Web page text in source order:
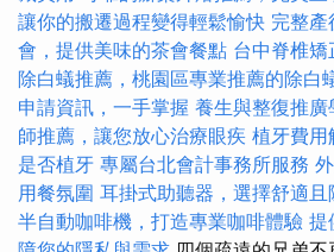
讓你的搬遷過程變得輕鬆愉快 完整產
會，提供美味的茶會餐點 台中脊椎矯
除白蟻推薦，桃園區專業推薦的除白
申請資訊，一手掌握 養生與整復推廣
師推薦，讓您放心治療眼疾 植牙費用
是否植牙 專屬台北會計事務所服務
用餐氛圍 耳掛式助聽器，選擇舒適
半自動咖啡機，打造專業咖啡體驗 提